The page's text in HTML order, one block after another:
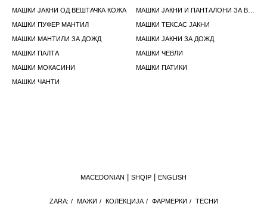
МАШКИ ЈАКНИ ОД ВЕШТАЧКА КОЖА
МАШКИ ПУФЕР МАНТИЛ
МАШКИ ТЕКСАС ЈАКНИ
МАШКИ МАНТИЛИ ЗА ДОЖД
МАШКИ ЈАКНИ ЗА ДОЖД
МАШКИ ПАЛТА
МАШКИ ЧЕВЛИ
МАШКИ МОКАСИНИ
МАШКИ ПАТИКИ
МАШКИ ЧАНТИ
ZARA: / МАЖИ / КОЛЕКЦИЈА / ФАРМЕРКИ / ТЕСНИ
MACEDONIAN SHQIP ENGLISH